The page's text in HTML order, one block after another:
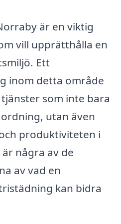
är en viktig
vill upprätthålla en
Ett
inom detta område
som inte bara
utan även
produktiviteten i
några av de
av vad en
kan bidra